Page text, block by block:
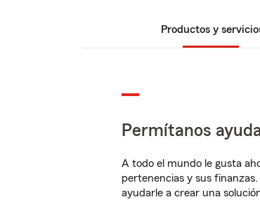
Productos y
Permítanos
A todo el mundo le gusta
pertenencias y sus
ayudarle a crear una